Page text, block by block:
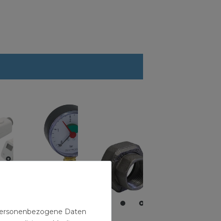
Heizungsmanometer
3/8" 0-4 Bar
Daten